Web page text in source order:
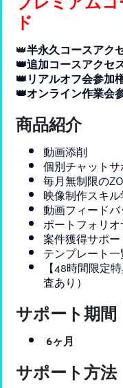
ド
👑半永久コースアク
👑追加コースアクセ
👑リアルオフ会参加
👑オンライン作業会
商品紹介
動画添削
個別チャット
毎月無制限の
映像制作スキ
動画フィードバ
ポートフォリ
案件獲得サポー
テンプレート
【48時間限定
査あり）
サポート期間
6ヶ月
サポート方法